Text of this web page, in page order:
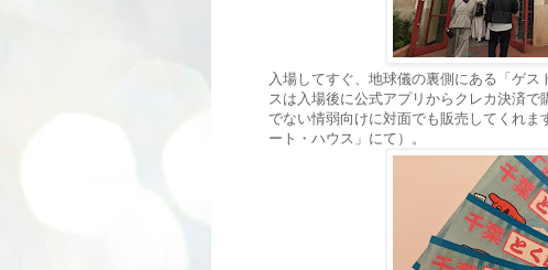
入場してすぐ、地球儀の裏側にある「ゲ
スは入場後に公式アプリからクレカ決済
でない情弱向けに対面でも販売してくれ
ート・ハウス」にて）。